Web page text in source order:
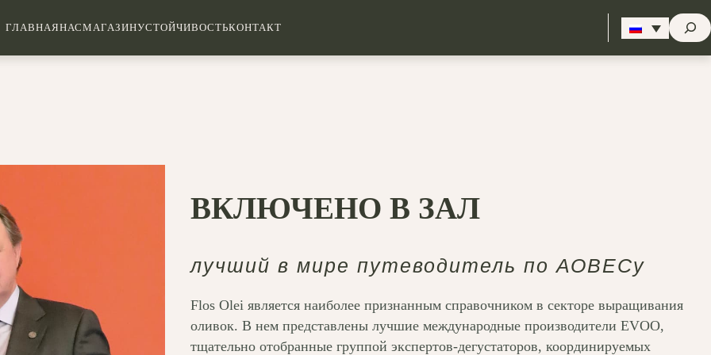
ГЛАВНАЯНАСМАГАЗИНУСТОЙЧИВОСТЬКОНТАКТ
ВКЛЮЧЕНО В ЗАЛ
лучший в мире путеводитель по АОВЕСу
Flos Olei является наиболее признанным справочником в секторе выращивания
оливок. В нем представлены лучшие международные производители EVOO,
тщательно отобранные группой экспертов-дегустаторов, координируемых